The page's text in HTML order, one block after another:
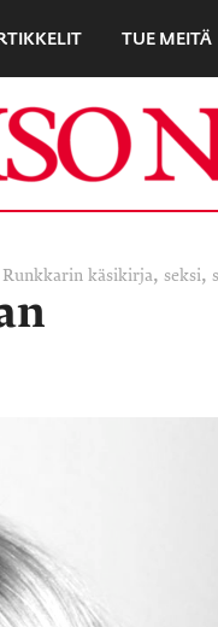
TUE MEITÄ
Runkkarin käsikirja, seksi,